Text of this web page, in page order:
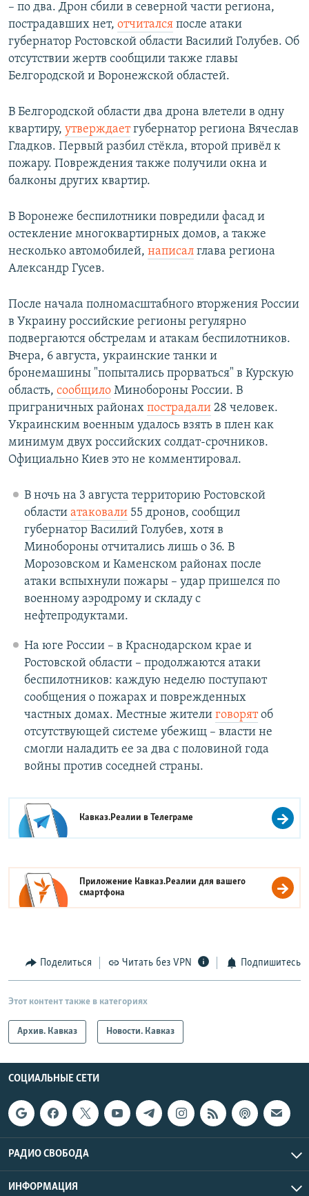
– по два. Дрон сбили в северной части региона,
пострадавших нет, отчитался после атаки
губернатор Ростовской области Василий Голубев. Об
отсутствии жертв сообщили также главы
Белгородской и Воронежской областей.
В Белгородской области два дрона влетели в одну
квартиру, утверждаетгубернатор региона Вячеслав
Гладков. Первый разбил стёкла, второй привёл к
пожару. Повреждения также получили окна и
балконы других квартир.
В Воронеже беспилотники повредили фасад и
остекление многоквартирных домов, а также
несколько автомобилей, написал глава региона
Александр Гусев.
После начала полномасштабного вторжения России
в Украину российские регионы регулярно
подвергаются обстрелам и атакам беспилотников.
Вчера, 6 августа, украинские танки и
бронемашины "попытались прорваться" в Курскую
область, сообщило Минобороны России. В
приграничных районах пострадали 28 человек.
Украинским военным удалось взять в плен как
минимум двух российских солдат-срочников.
Официально Киев это не комментировал.
В ночь на 3 августа территорию Ростовской
области атаковали55 дронов, сообщил
губернатор Василий Голубев, хотя в
Минобороны отчитались лишь о 36. В
Морозовском и Каменском районах после
атаки вспыхнули пожары – удар пришелся по
военному аэродрому и складу с
нефтепродуктами.
На юге России – в Краснодарском крае и
Ростовской области – продолжаются атаки
беспилотников: каждую неделю поступают
сообщения о пожарах и поврежденных
частных домах. Местные жители говорятоб
отсутствующей системе убежищ – власти не
смогли наладить ее за два с половиной года
войны против соседней страны.
Кавказ.Реалии вТелеграме
Приложение Кавказ.Реалии для вашего
смартфона
Поделиться Читать без VPN Подпишитесь
Этот контент также в категориях
Архив. Кавказ Новости. Кавказ
СОЦИАЛЬНЫЕ СЕТИ
РАДИО СВОБОДА
ИНФОРМАЦИЯ